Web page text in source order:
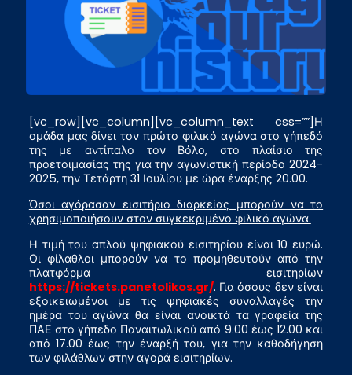
[vc_row][vc_column][vc_column_text css=””]Η
ομάδα μας δίνει τον πρώτο φιλικό αγώνα στο γήπεδό
της με αντίπαλο τον Βόλο, στο πλαίσιο της
προετοιμασίας της για την αγωνιστική περίοδο 2024-
2025, την Τετάρτη 31 Ιουλίου με ώρα έναρξης 20.00.
Όσοι αγόρασαν εισιτήριο διαρκείας μπορούν να το
χρησιμοποιήσουν στον συγκεκριμένο φιλικό αγώνα.
Η τιμή του απλού ψηφιακού εισιτηρίου είναι 10 ευρώ.
Οι φίλαθλοι μπορούν να το προμηθευτούν από την
πλατφόρμα εισιτηρίων
https://tickets.panetolikos.gr/. Για όσους δεν είναι
εξοικειωμένοι με τις ψηφιακές συναλλαγές την
ημέρα του αγώνα θα είναι ανοικτά τα γραφεία της
ΠΑΕ στο γήπεδο Παναιτωλικού από 9.00 έως 12.00 και
από 17.00 έως την έναρξή του, για την καθοδήγηση
των φιλάθλων στην αγορά εισιτηρίων.